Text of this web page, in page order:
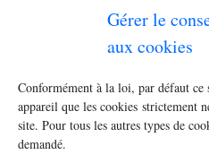
Gérer le
aux cookies
Conformément à la loi, par défaut ce
appareil que les cookies strictement
site. Pour tous les autres types de
demandé.
Le tome 2 de la série
se réveiller)est disponible !
maintenant etrecevezun